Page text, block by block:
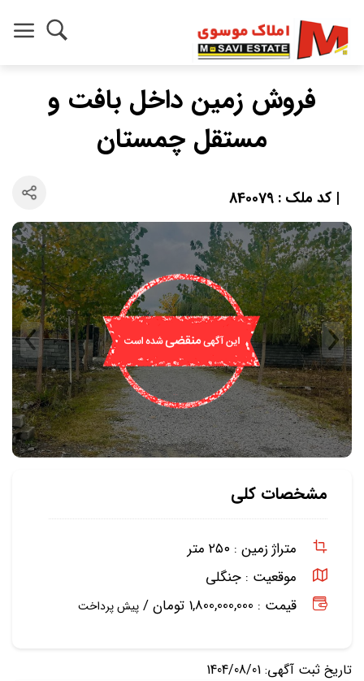
فروش زمین داخل بافت و
مستقل چمستان
| کد ملک : 840079
مشخصات کلی
متراژ زمین : ۲۵۰ متر
موقعیت : جنگلی
قیمت : 1,800,000,000 تومان /
پیش پرداخت
تاریخ ثبت آگهی: 1404/08/01